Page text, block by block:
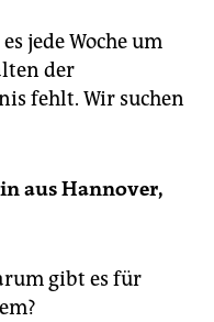
jede Woche um
der
fehlt. Wir suchen
aus Hannover,
gibt es für